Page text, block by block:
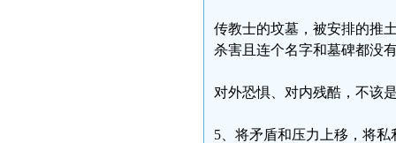
传教士的坟墓，被安排的推
杀害且连个名字和墓碑都没
对外恐惧、对内残酷，不该
5、将矛盾和压力上移，将